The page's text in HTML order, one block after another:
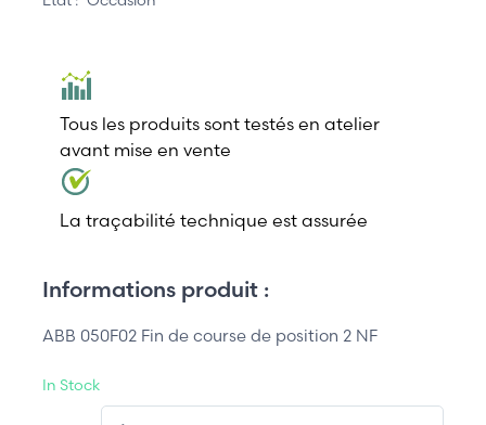
Tous les produits sont testés en atelier
avant mise en vente
La traçabilité technique est assurée
Informations produit :
ABB 050F02 Fin de course de position 2 NF
In Stock